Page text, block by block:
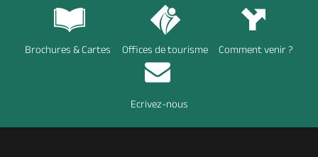
Brochures & Cartes Offices de tourisme Comment venir ?
Ecrivez-nous